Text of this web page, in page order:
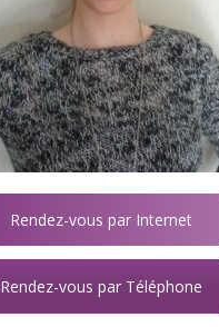
Rendez-vous par Internet
Rendez-vous par Téléphone